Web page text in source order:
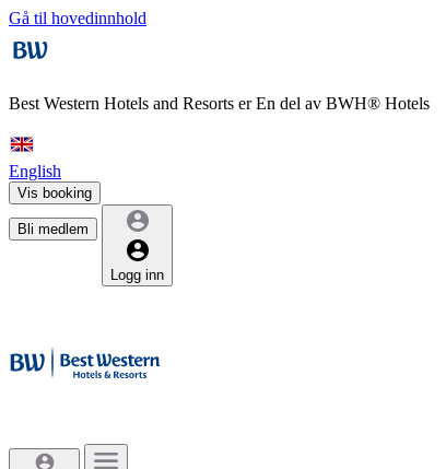
Gå til hovedinnhold
Best Western Hotels and Resorts erEn del av BWH® Hotels
English
Vis booking
Bli medlem
Logg inn